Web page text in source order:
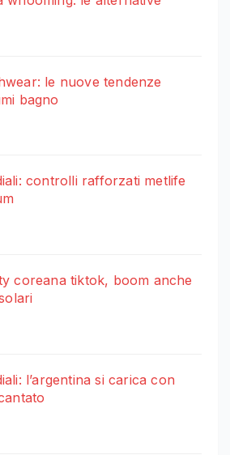
le nuove tendenze
bagno
controlli rafforzati metlife
coreana tiktok, boom anche
l’argentina si carica con